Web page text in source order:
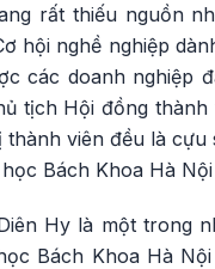
rất thiếu nguồn
hội nghề nghiệp
các doanh nghiệp
tịch Hội đồng
viên đều là cựu
Bách Khoa Hà
Hy là một trong
Bách Khoa Hà